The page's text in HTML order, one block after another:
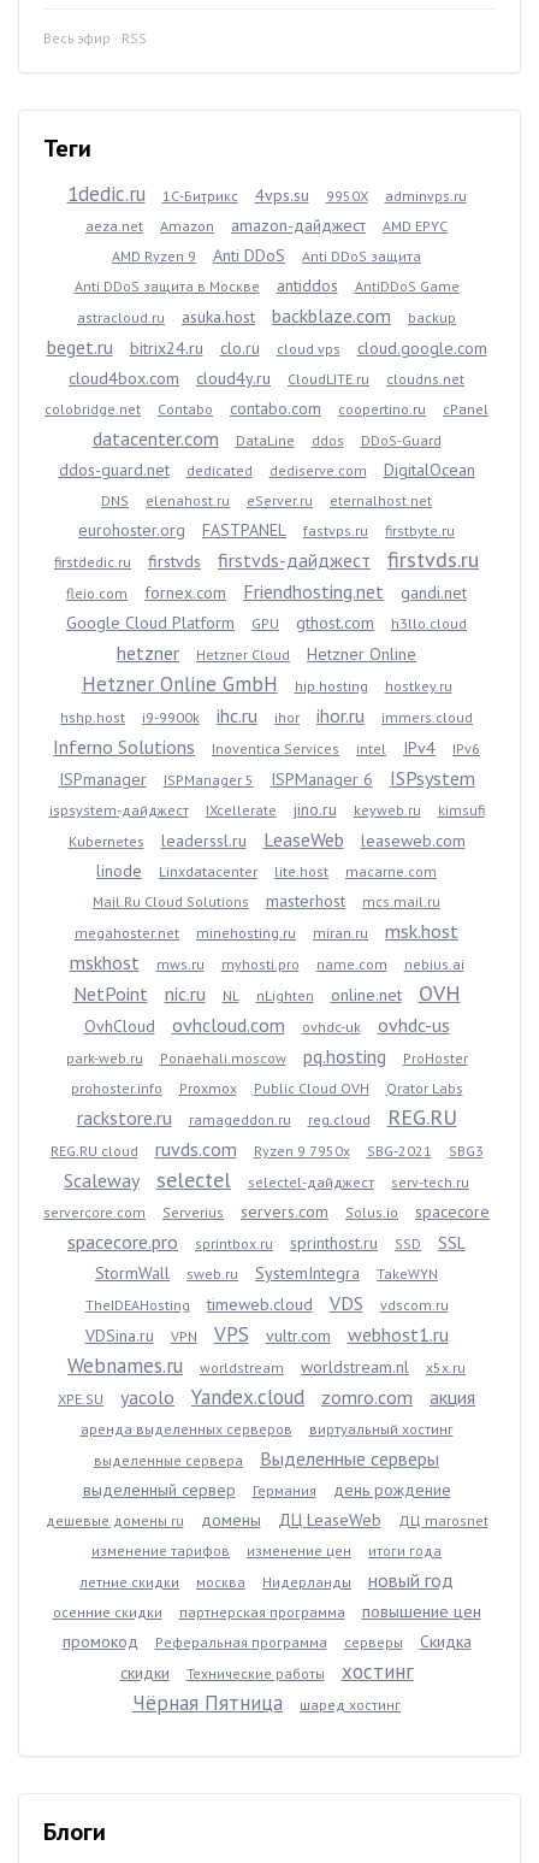
Весь эфир · RSS
Теги
1dedic.ru 1С-Битрикс 4vps.su 9950X
adminvps.ru
aeza.net
Amazon amazon-дайджест
AMD EPYC
AMD Ryzen 9
Anti DDoS
Anti DDoS защита
Anti DDoS защита в Москве
antiddos
AntiDDoS Game
astracloud.ru
asuka.host backblaze.com backup
beget.ru bitrix24.ru clo.ru cloud vps
cloud.google.com
cloud4box.com
cloud4y.ru CloudLITE.ru
cloudns.net
colobridge.net
Contabo contabo.com coopertino.ru cPanel
datacenter.com DataLine ddos DDoS-Guard
ddos-guard.net dedicated dediserve.com DigitalOcean
DNS elenahost.ru eServer.ru eternalhost.net
eurohoster.org FASTPANEL fastvps.ru
firstbyte.ru
firstdedic.ru
firstvds firstvds-дайджест firstvds.ru
fleio.com fornex.com Friendhosting.net
gandi.net
Google Cloud Platform
GPU gthost.com h3llo.cloud
hetzner Hetzner Cloud Hetzner Online
Hetzner Online GmbH hip.hosting
hostkey.ru
hshp.host
i9-9900k ihc.ru ihor ihor.ru immers.cloud
Inferno Solutions Inoventica Services intel IPv4 IPv6
ISPmanager ISPManager 5 ISPManager 6 ISPsystem
ispsystem-дайджест IXcellerate jino.ru keyweb.ru
kimsufi
Kubernetes
leaderssl.ru LeaseWeb
leaseweb.com
linode
Linxdatacenter lite.host
macarne.com
Mail.Ru Cloud Solutions
masterhost
mcs.mail.ru
megahoster.net
minehosting.ru miran.ru
msk.host
mskhost
mws.ru myhosti.pro name.com nebius.ai
NetPoint nic.ru NL nLighten online.net OVH
OvhCloud ovhcloud.com ovhdc-uk ovhdc-us
park-web.ru Ponaehali.moscow pq.hosting
ProHoster
prohoster.info
Proxmox Public Cloud OVH Qrator Labs
rackstore.ru ramageddon.ru reg.cloud REG.RU
REG.RU cloud ruvds.com Ryzen 9 7950x SBG-2021 SBG3
Scaleway selectel selectel-дайджест
serv-tech.ru
servercore.com
Serverius servers.com Solus.io spacecore
spacecore.pro sprintbox.ru sprinthost.ru SSD
SSL
StormWall
sweb.ru SystemIntegra
TakeWYN
TheIDEAHosting
timeweb.cloud VDS vdscom.ru
VDSina.ru VPN VPS vultr.com webhost1.ru
Webnames.ru worldstream worldstream.nl
x5x.ru
XPE.SU
yacolo Yandex.cloud zomro.com акция
аренда выделенных серверов
виртуальный хостинг
выделенные сервера
Выделенные серверы
выделенный сервер Германия день рождение
дешевые домены ru домены ДЦ LeaseWeb
ДЦ marosnet
изменение тарифов
изменение цен
итоги года
летние скидки
москва Нидерланды новый год
осенние скидки партнерская программа
повышение цен
промокод
Реферальная программа серверы
Скидка
скидки
Технические работы
хостинг
Чёрная Пятница
шаред хостинг
Блоги